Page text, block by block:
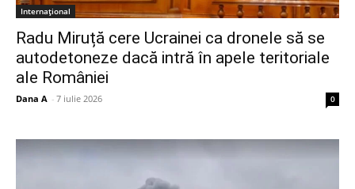
Internațional
Radu Miruță cere Ucrainei ca dronele să se
autodetoneze dacă intră în apele teritoriale
ale României
Dana A - 7 iulie 2026 0